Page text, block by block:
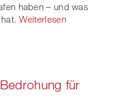
haben – und was
Weiterlesen
für